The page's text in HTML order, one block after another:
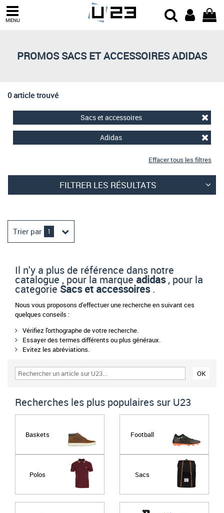
MENU
PROMOS SACS ET ACCESSOIRES ADIDAS
0 article trouvé
Sacs et accessoires
Adidas
Effacer tous les filtres
FILTRER LES RÉSULTATS
Trier par 1
Trier par
Prix croissant
Meilleures remises
Il n'y a plus de référence dans notre
catalogue , pour la marque adidas, pour la
categorie Sacs et accessoires.
Nous vous proposons d'effectuer une recherche en suivant ces
quelques conseils :
Vérifiez l'orthographe de votre recherche.
Essayer des termes différents ou plus généraux.
Evitez les abréviations.
Recherches les plus populaires sur U23
Baskets Football
Polos Sacs